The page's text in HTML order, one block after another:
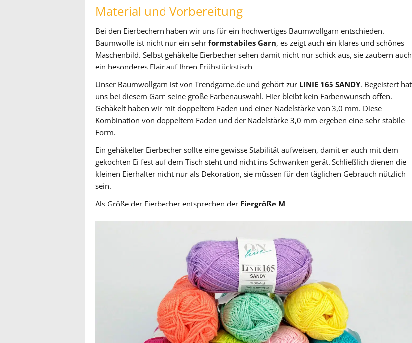
Material und Vorbereitung
Bei den Eierbechern haben wir uns für ein hochwertiges Baumwollgarn entschieden.
Baumwolle ist nicht nur ein sehr formstabiles Garn, es zeigt auch ein klares und schönes
Maschenbild. Selbst gehäkelte Eierbecher sehen damit nicht nur schick aus, sie zaubern auch
ein besonderes Flair auf Ihren Frühstückstisch.
Unser Baumwollgarn ist von Trendgarne.de und gehört zur LINIE 165 SANDY. Begeistert hat
uns bei diesem Garn seine große Farbenauswahl. Hier bleibt kein Farbenwunsch offen.
Gehäkelt haben wir mit doppeltem Faden und einer Nadelstärke von 3,0 mm. Diese
Kombination von doppeltem Faden und der Nadelstärke 3,0 mm ergeben eine sehr stabile
Form.
Ein gehäkelter Eierbecher sollte eine gewisse Stabilität aufweisen, damit er auch mit dem
gekochten Ei fest auf dem Tisch steht und nicht ins Schwanken gerät. Schließlich dienen die
kleinen Eierhalter nicht nur als Dekoration, sie müssen für den täglichen Gebrauch nützlich
sein.
Als Größe der Eierbecher entsprechen der Eiergröße M.